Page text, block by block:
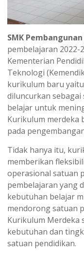
SMK
pembelajaran 2022-
Kementerian
Teknologi
kurikulum baru
diluncurkan
belajar untuk
Kurikulum merdeka
pada
Tidak hanya itu,
memberikan
operasional satuan
pembelajaran yang
kebutuhan belajar
mendorong satuan
Kurikulum Merdeka
kebutuhan dan
satuan pendidikan.